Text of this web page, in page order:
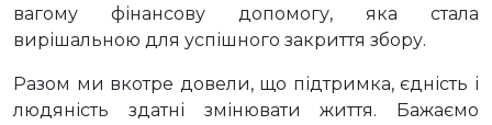
вагому фінансову допомогу, яка стала
вирішальною для успішного закриття збору.
Разом ми вкотре довели, що підтримка, єдність і
людяність здатні змінювати життя. Бажаємо